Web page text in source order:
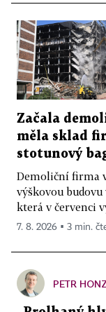
Začala
měla sklad
stotunový
Demoliční firma
výškovou
která v červenci
7. 8. 2026 ▪ 3 min.
PETR